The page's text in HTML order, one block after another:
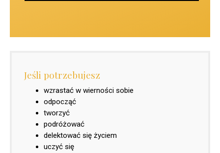
Jeśli potrzebujesz
wzrastać w wierności sobie
odpocząć
tworzyć
podróżować
delektować się życiem
uczyć się